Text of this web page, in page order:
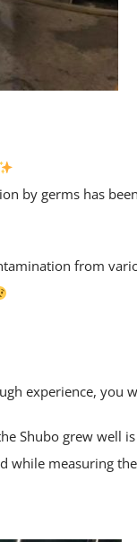
by germs has
from
experience, you
Shubo grew well
while measuring